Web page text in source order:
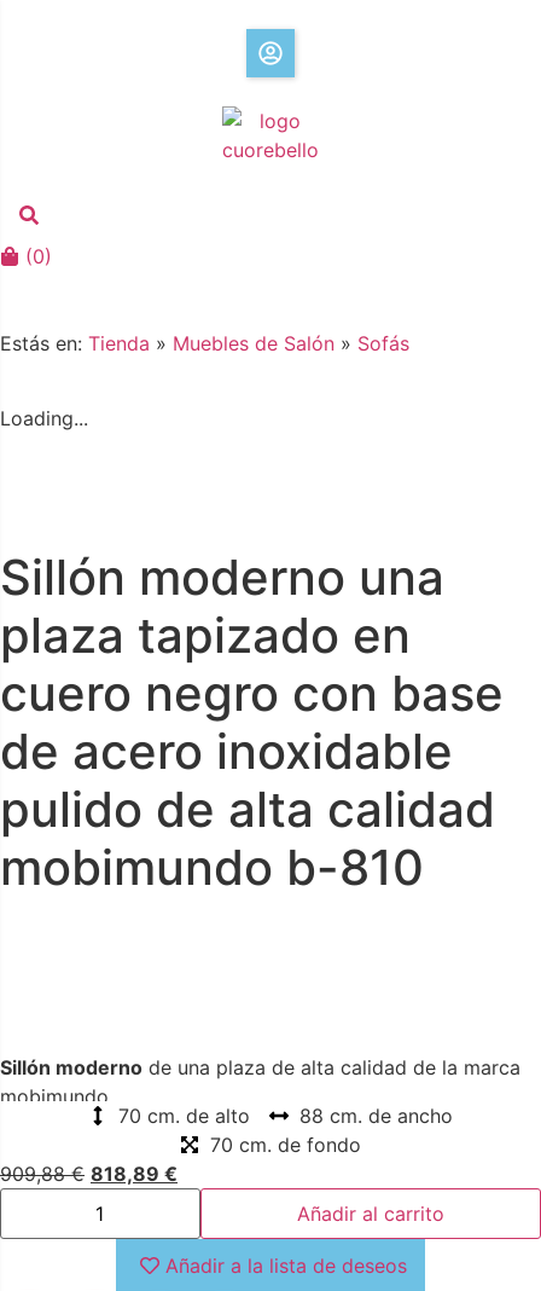
(0)
Estás en: Tienda » Muebles de Salón » Sofás
Loading...
Sillón moderno una
plaza tapizado en
cuero negro con base
de acero inoxidable
pulido de alta calidad
mobimundo b-810
Sillón moderno de una plaza de alta calidad de la marca
mobimundo.
70 cm. de alto
88 cm. de ancho
70 cm. de fondo
909,88€ 818,89 €
Añadir al carrito
Añadir a la lista de deseos